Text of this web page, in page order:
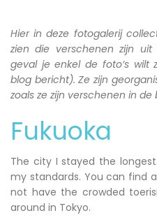
Hier in deze fotogalerij
zien die verschenen zijn
geval je enkel de foto’s wilt
blog bericht). Ze zijn
zoals ze zijn verschenen in de
Fukuoka
The city I stayed the
my standards. You can find
not have the crowded
around in Tokyo.